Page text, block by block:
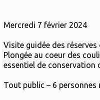
Mercredi 7 février 2024
Visite guidée des
Plongée au coeur des
essentiel de conservation
Tout public – 6 personnes